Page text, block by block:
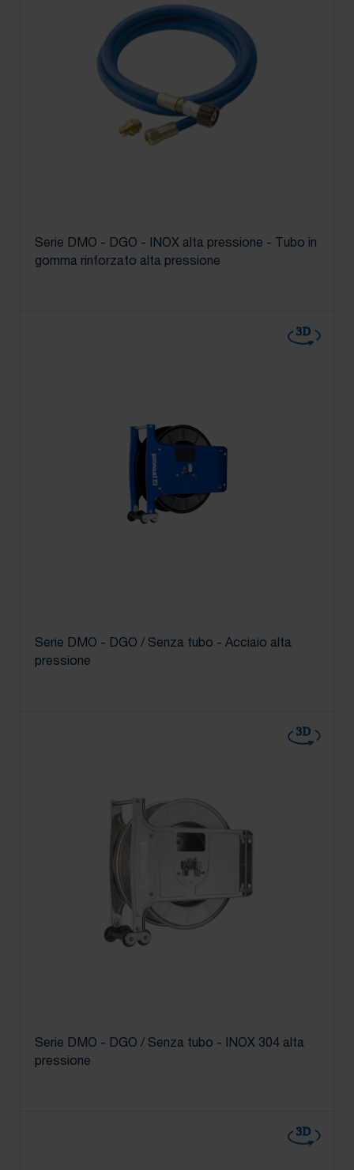
Serie DMO - DGO - INOX alta pressione - Tubo in
gomma rinforzato alta pressione
Serie DMO - DGO / Senza tubo - Acciaio alta
pressione
3D
Serie DMO - DGO / Senza tubo - INOX 304 alta
pressione
3D
3D